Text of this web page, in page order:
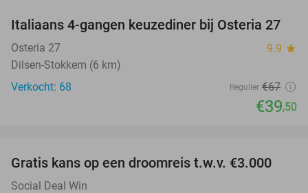
41%
Italiaans 4-gangen keuzediner bij Osteria 27
Osteria 27 9.9 star
Dilsen-Stokkem (6 km)
Verkocht: 68
Regulier €67
€39,50
Gratis kans op een droomreis t.w.v. €3.000
Social Deal Win